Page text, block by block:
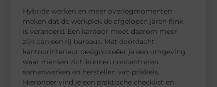
Hybride werken en meer overlegmomenten
maken dat de werkplek de afgelopen jaren flink
is veranderd. Een kantoor moet daarom meer
zijn dan een rij bureaus. Met doordacht
kantoorinterieur design creëer je een omgeving
waar mensen zich kunnen concentreren,
samenwerken en herstellen van prikkels.
Hieronder vind je een praktische checklist en